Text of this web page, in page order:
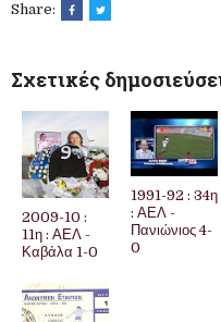
Share:
Σχετικές
2009-10 :
11η : ΑΕΛ -
Καβάλα 1-0
1991-92 : 34η
: ΑΕΛ -
Πανιώνιος 4-
0